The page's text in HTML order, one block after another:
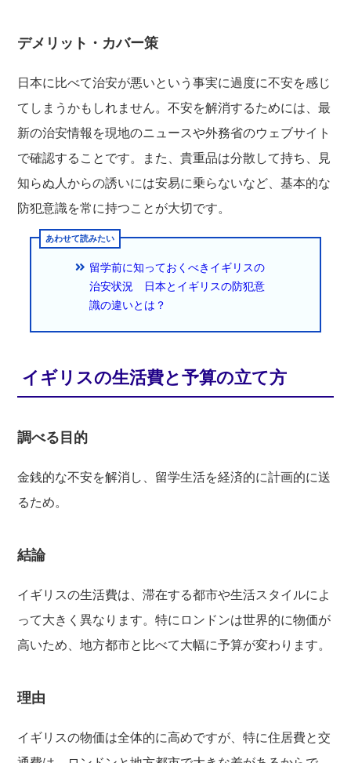
デメリット・カバー策
日本に比べて治安が悪いという事実に過度に不安を感じ
てしまうかもしれません。不安を解消するためには、最
新の治安情報を現地のニュースや外務省のウェブサイト
で確認することです。また、貴重品は分散して持ち、見
知らぬ人からの誘いには安易に乗らないなど、基本的な
防犯意識を常に持つことが大切です。
留学前に知っておくべきイギリスの
治安状況 日本とイギリスの防犯意
識の違いとは？
イギリスの生活費と予算の立て方
調べる目的
金銭的な不安を解消し、留学生活を経済的に計画的に送
るため。
結論
イギリスの生活費は、滞在する都市や生活スタイルによ
って大きく異なります。特にロンドンは世界的に物価が
高いため、地方都市と比べて大幅に予算が変わります。
理由
イギリスの物価は全体的に高めですが、特に住居費と交